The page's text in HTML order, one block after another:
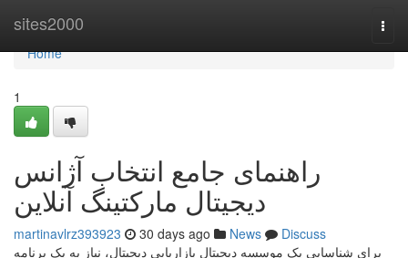
sites2000
Home
Home
1
راهنمای جامع انتخاب آژانس
دیجیتال مارکتینگ آنلاین
martinavlrz393923 30 days ago News
Discuss
برای شناسایی یک موسسه دیجیتال بازاریابی دیجیتال، نیاز به یک برنامه